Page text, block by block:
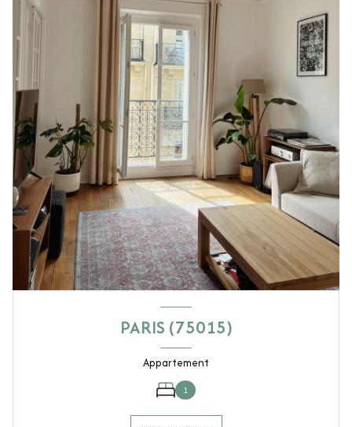
PARIS (75015)
Appartement
1